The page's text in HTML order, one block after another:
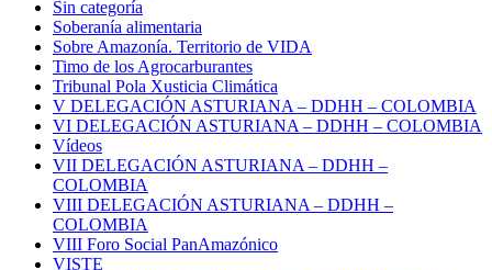
Sin categoría
Soberanía alimentaria
Sobre Amazonía. Territorio de VIDA
Timo de los Agrocarburantes
Tribunal Pola Xusticia Climática
V DELEGACIÓN ASTURIANA – DDHH – COLOMBIA
VI DELEGACIÓN ASTURIANA – DDHH – COLOMBIA
Vídeos
VII DELEGACIÓN ASTURIANA – DDHH –
COLOMBIA
VIII DELEGACIÓN ASTURIANA – DDHH –
COLOMBIA
VIII Foro Social PanAmazónico
VISTE